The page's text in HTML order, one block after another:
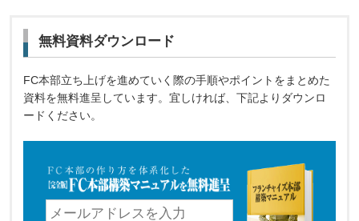
無料資料ダウンロード
FC本部立ち上げを進めていく際の手順やポイントをまとめた
資料を無料進呈しています。宜しければ、下記よりダウンロ
ードください。